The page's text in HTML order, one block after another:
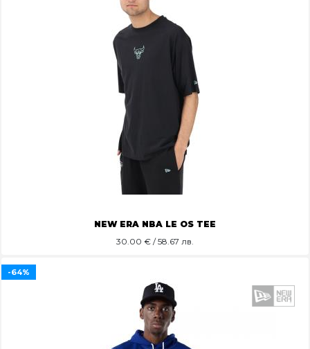
NEW ERA NBA LE OS TEE
30.00 € / 58.67 лв.
-64%